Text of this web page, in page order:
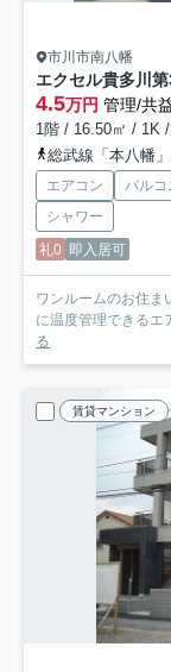
市川市南八幡
エクセル貴多川第
4.5万円 管理/共
1階 / 16.50㎡ / 1K
総武線「本八幡
エアコン バルコ
シャワー
礼0 即入居可
ワンルームのお住ま
に温度管理できるエ
る
賃貸マンション